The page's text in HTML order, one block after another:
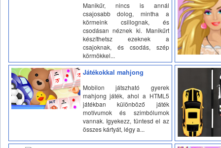
Manikűr, nincs is annál
csajosabb dolog, mintha a
körmeink csillognak, és
csodásan néznek ki. Manikűrt
készíthetsz ezeknek a
csajoknak, és csodás, szép
körmökkel...
Játékokkal mahjong
Mobilon játszható gyerek
mahjong játék, ahol a HTML5
játékban különböző játék
motívumok és szimbólumok
vannak. Igyekezz, tüntesd el az
összes kártyát, légy a...